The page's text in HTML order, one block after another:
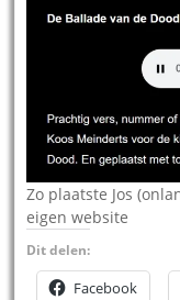
Zo plaatste Jos
eigen website
Dit delen:
Facebook